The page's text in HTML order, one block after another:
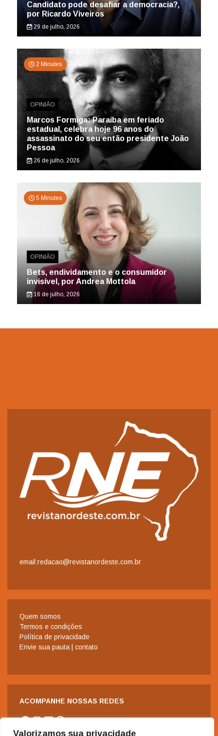
Valorizamos sua privacidade
Candidato pode desafiar a democracia?,
por Ricardo Viveiros
29 de julho, 2026
2 Minutes
OPINIÃO
Marcos Formiga: Paraíba em feriado
estadual, celebra hoje 96 anos do
assassinato do seu então presidente João
Pessoa
26 de julho, 2026
5 Minutes
OPINIÃO
Bets, endividamento e o consumidor
invisível, por Andrea Mottola
16 de julho, 2026
email:redacao@revistanordeste.com.br
Quem somos
Termos e condições
Política de privacidade
Envie sua pauta | contato
ACOMPANHE NOSSAS REDES
Facebook
Instagram
LinkedIn
WhatsApp